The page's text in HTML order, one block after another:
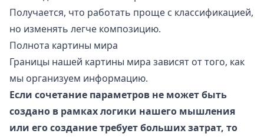
Получается, что работать проще с классификацией,
но изменять легче композицию.
Полнота картины мира
Границы нашей картины мира зависят от того, как
мы организуем информацию.
Если сочетание параметров не может быть
создано в рамках логики нашего мышления
или его создание требует больших затрат, то